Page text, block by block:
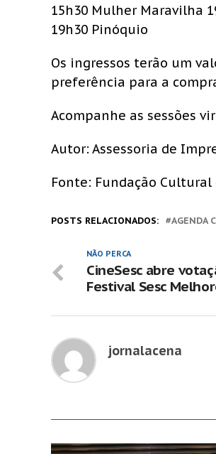
15h30 Mulher Maravilha
19h30 Pinóquio
Os ingressos terão um
preferência para a
Acompanhe as sessões
Autor: Assessoria de
Fonte: Fundação
POSTS RELACIONADOS: AGENDA
NÃO PERCA
CineSesc abre
Festival Sesc
jornalacena